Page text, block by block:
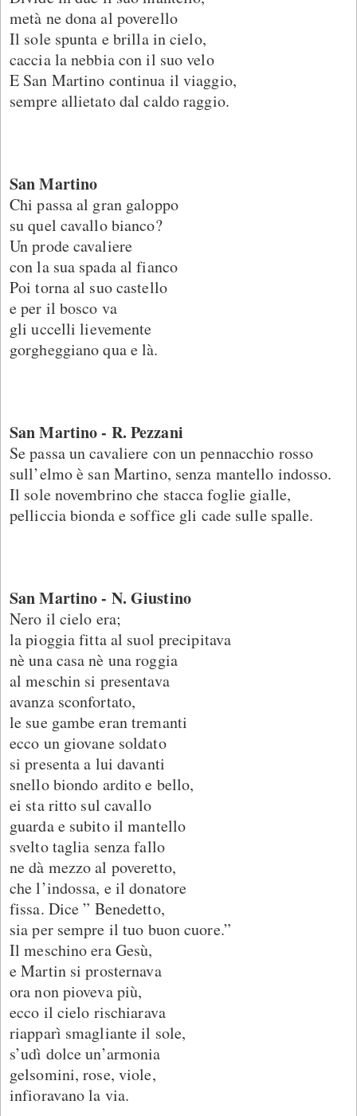
metà ne dona al poverello
Il sole spunta e brilla in cielo,
caccia la nebbia con il suo velo
E San Martino continua il viaggio,
sempre allietato dal caldo raggio.
San Martino
Chi passa al gran galoppo
su quel cavallo bianco?
Un prode cavaliere
con la sua spada al fianco
Poi torna al suo castello
e per il bosco va
gli uccelli lievemente
gorgheggiano qua e là.
San Martino - R. Pezzani
Se passa un cavaliere con un pennacchio rosso
sull’elmo è san Martino, senza mantello indosso.
Il sole novembrino che stacca foglie gialle,
pelliccia bionda e soffice gli cade sulle spalle.
San Martino - N. Giustino
Nero il cielo era;
la pioggia fitta al suol precipitava
nè una casa nè una roggia
al meschin si presentava
avanza sconfortato,
le sue gambe eran tremanti
ecco un giovane soldato
si presenta a lui davanti
snello biondo ardito e bello,
ei sta ritto sul cavallo
guarda e subito il mantello
svelto taglia senza fallo
ne dà mezzo al poveretto,
che l’indossa, e il donatore
fissa. Dice ” Benedetto,
sia per sempre il tuo buon cuore.”
Il meschino era Gesù,
e Martin si prosternava
ora non pioveva più,
ecco il cielo rischiarava
riapparì smagliante il sole,
s’udì dolce un’armonia
gelsomini, rose, viole,
infioravano la via.